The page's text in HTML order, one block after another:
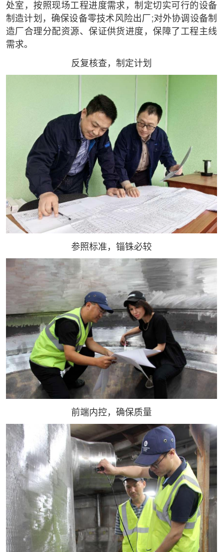
处室，按照现场工程进度需求，制定切实可行的设备
制造计划，确保设备零技术风险出厂;对外协调设备制
造厂合理分配资源、保证供货进度，保障了工程主线
需求。
反复核查，制定计划
参照标准，锱铢必较
前端内控，确保质量